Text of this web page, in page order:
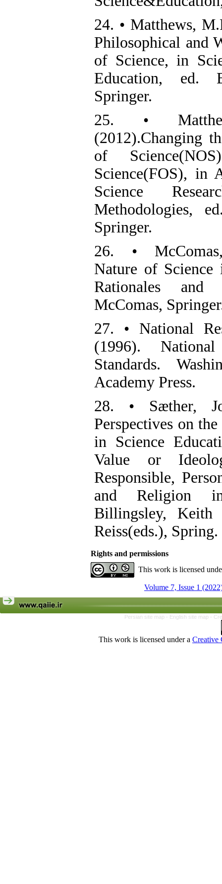
24. • Matthews,
Philosophical and
of Science, in
Education, ed.
Springer.
25. •
(2012).Changing
of
Science(FOS), in
Science
Methodologies,
Springer.
26. •
Nature of Science
Rationales
McComas,
27. • National
(1996).
Standards.
Academy Press.
28. • Sæther,
Perspectives on
in Science
Value or
Responsible,
and Religion
Billingsley, Keith
Reiss(eds.), Spring.
Rights and permissions
This work is licensed
Volume 7, Issue 1
Persian site map - English site map -
This work is licensed under a Creative